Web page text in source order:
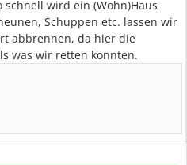
schnell wird ein (Wohn)Haus
Schuppen etc. lassen wir
abbrennen, da hier die
was wir retten konnten.